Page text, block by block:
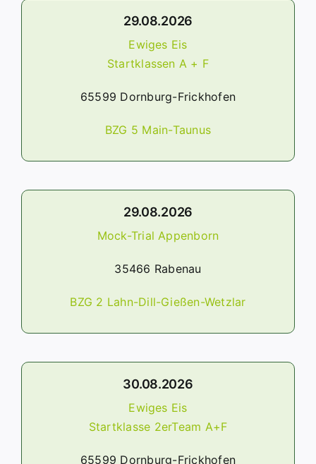
29.08.2026
Ewiges Eis
Startklassen A + F
65599 Dornburg-Frickhofen
BZG 5 Main-Taunus
29.08.2026
Mock-Trial Appenborn
35466 Rabenau
BZG 2 Lahn-Dill-Gießen-Wetzlar
30.08.2026
Ewiges Eis
Startklasse 2erTeam A+F
65599 Dornburg-Frickhofen